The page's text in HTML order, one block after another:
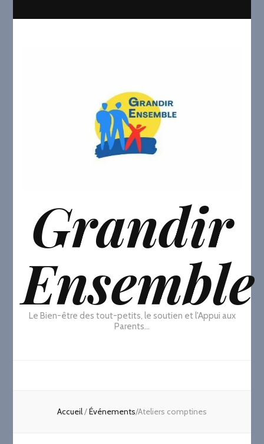
Grandir
Ensemble
Le Bien-être des tout-petits, le soutien et l'Appui aux
Parents…
Accueil/Événements/Ateliers comptines